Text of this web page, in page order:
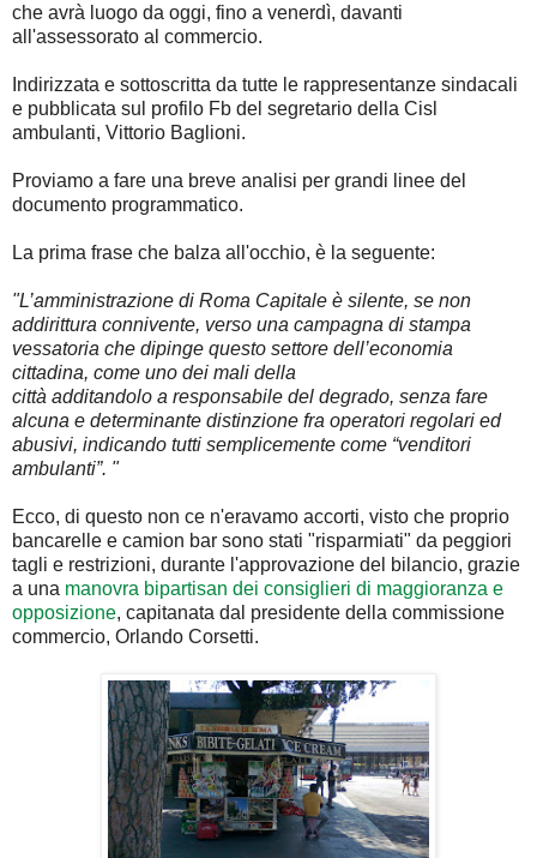
che avrà luogo da oggi, fino a venerdì, davanti
all'assessorato al commercio.
Indirizzata e sottoscritta da tutte le rappresentanze sindacali
e pubblicata sul profilo Fb del segretario della Cisl
ambulanti, Vittorio Baglioni.
Proviamo a fare una breve analisi per grandi linee del
documento programmatico.
La prima frase che balza all'occhio, è la seguente:
"L’amministrazione di Roma Capitale è silente, se non
addirittura connivente, verso una campagna di stampa
vessatoria che dipinge questo settore dell’economia
cittadina, come uno dei mali della
città additandolo a responsabile del degrado, senza fare
alcuna e determinante distinzione fra operatori regolari ed
abusivi, indicando tutti semplicemente come “venditori
ambulanti”. "
Ecco, di questo non ce n'eravamo accorti, visto che proprio
bancarelle e camion bar sono stati "risparmiati" da peggiori
tagli e restrizioni, durante l'approvazione del bilancio, grazie
a una manovra bipartisan dei consiglieri di maggioranza e
opposizione, capitanata dal presidente della commissione
commercio, Orlando Corsetti.